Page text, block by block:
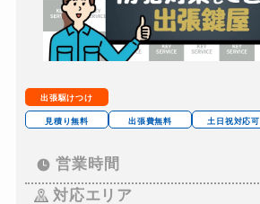
スーツケースカギ開け
スーツケースカギ作成
金庫カギ開け
金庫カギ修理
ロッカーカギ開け
出張駆けつけ
見積り無料 出張費無料 土日祝対応可
営業時間
対応エリア